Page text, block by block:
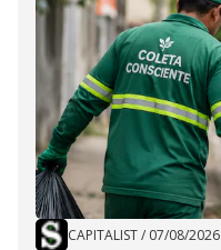
CAPITALIST/ 07/08/2026